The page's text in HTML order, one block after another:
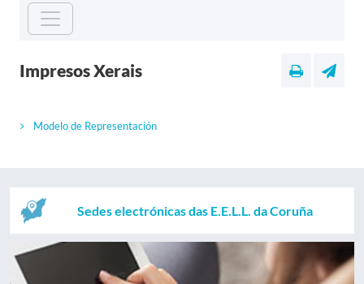
Impresos Xerais
Modelo de Representación
Sedes electrónicas das E.E.L.L. da Coruña